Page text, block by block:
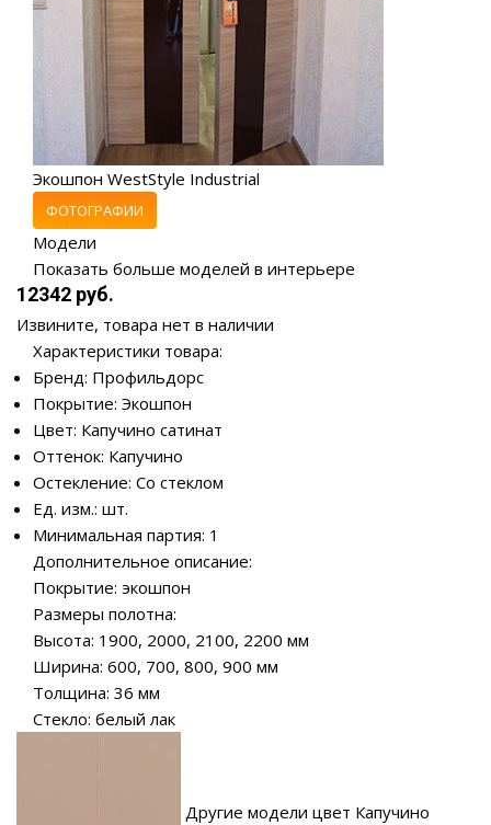
Экошпон WestStyle Industrial
ФОТОГРАФИИ
Модели
Показать больше моделей в интерьере
12342 руб.
Извините, товара нет в наличии
Характеристики товара:
Бренд: Профильдорс
Покрытие: Экошпон
Цвет: Капучино сатинат
Оттенок: Капучино
Остекление: Со стеклом
Ед. изм.: шт.
Минимальная партия: 1
Дополнительное описание:
Покрытие: экошпон
Размеры полотна:
Высота: 1900, 2000, 2100, 2200 мм
Ширина: 600, 700, 800, 900 мм
Толщина: 36 мм
Стекло: белый лак
Другие модели цвет Капучино